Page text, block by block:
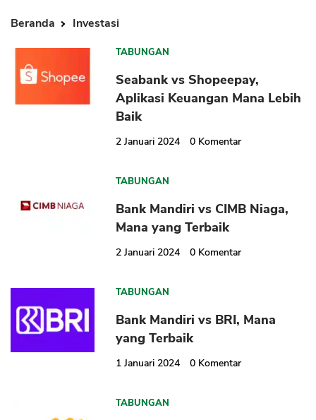
Beranda Investasi
TABUNGAN
Seabank vs Shopeepay,
Aplikasi Keuangan Mana Lebih
Baik
2 Januari 2024 0 Komentar
TABUNGAN
Bank Mandiri vs CIMB Niaga,
Mana yang Terbaik
2 Januari 2024 0 Komentar
TABUNGAN
Bank Mandiri vs BRI, Mana
yang Terbaik
1 Januari 2024 0 Komentar
TABUNGAN
OK
CANCEL